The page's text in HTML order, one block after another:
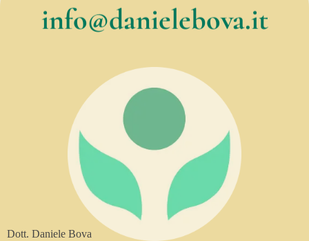
info@danielebova.it
Dott. Daniele Bova